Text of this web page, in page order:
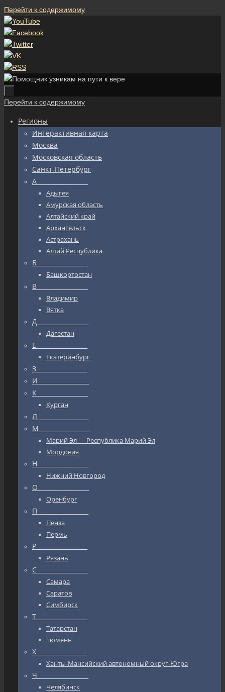
Перейти к содержимому
Перейти к содержимому
Регионы
Интерактивная карта
Москва
Московская область
Санкт-Петербург
А_________________
Адыгея
Амурская область
Алтайский край
Архангельск
Астрахань
Алтай Республика
Б_________________
Башкортостан
В_________________
Владимир
Вятка
Д_________________
Дагестан
Е_________________
Екатеринбург
З_________________
И_________________
К_________________
Курган
Л_________________
М_________________
Марий Эл — Республика Марий Эл
Мордовия
Н_________________
Нижний Новгород
О_________________
Оренбург
П_________________
Пенза
Пермь
Р_________________
Рязань
С_________________
Самара
Саратов
Симбирск
Т_________________
Татарстан
Тюмень
Х_________________
Ханты-Мансийский автономный округ-Югра
Ч_________________
Челябинск